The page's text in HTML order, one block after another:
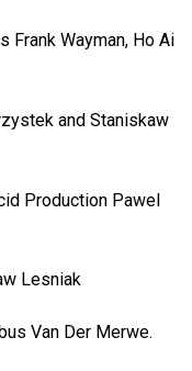
Frank Wayman, Ho Ai
and Staniskaw
Production Pawel
Lesniak
Van Der Merwe.